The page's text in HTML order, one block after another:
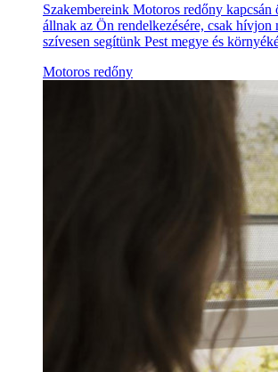
Szakembereink Motoros redőny kapcsán
állnak az Ön rendelkezésére, csak hívjon
szívesen segítünk Pest megye és
Motoros redőny